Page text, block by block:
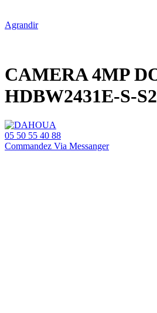
Agrandir
CAMERA 4MP
HDBW2431E-S-
05 50 55 40 88
Commandez Via Messanger